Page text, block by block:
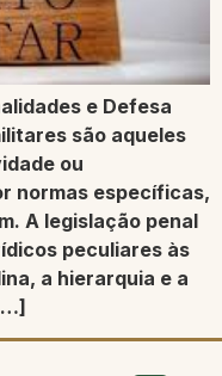
e Defesa
são aqueles
ou
normas específicas,
A legislação penal
peculiares às
a hierarquia e a